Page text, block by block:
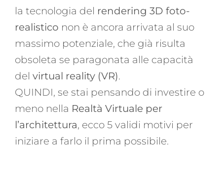
la tecnologia del rendering 3D foto-
realistico non è ancora arrivata al suo
massimo potenziale, che già risulta
obsoleta se paragonata alle capacità
del virtual reality (VR).
QUINDI, se stai pensando di investire o
meno nella Realtà Virtuale per
l’architettura, ecco 5 validi motivi per
iniziare a farlo il prima possibile.